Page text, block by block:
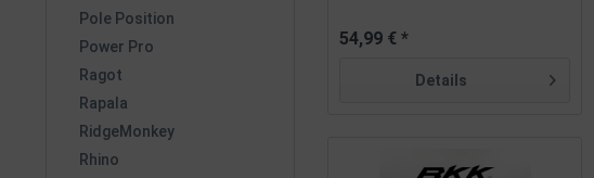
Pole Position
Power Pro
Ragot
Rapala
RidgeMonkey
Rhino
54,99 € *
Details